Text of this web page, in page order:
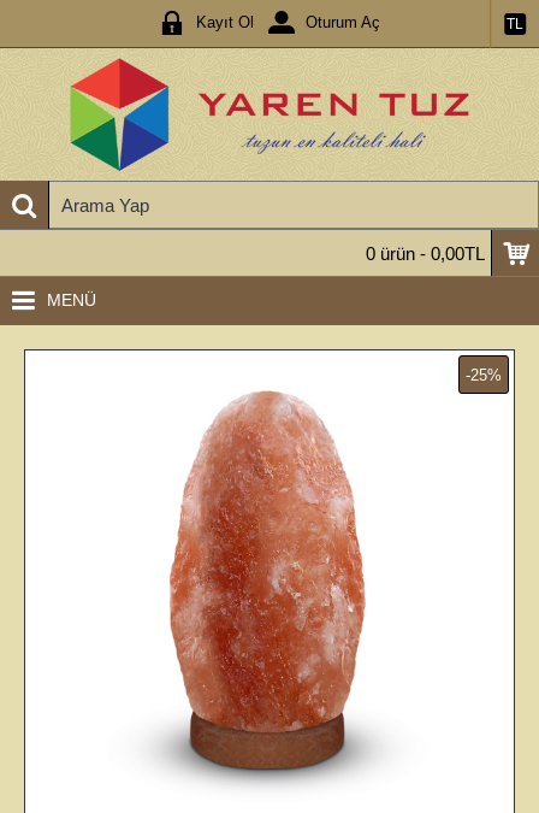
TL
Kayıt Ol Oturum Aç
0 ürün - 0,00TL
MENÜ
-25%